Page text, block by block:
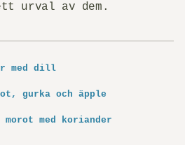
urval av dem.
med dill
gurka och äpple
morot med koriander